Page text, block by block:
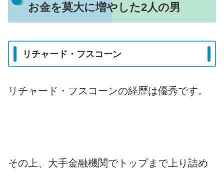
お金を莫大に増やした2人の男
リチャード・フスコーン
リチャード・フスコーンの経歴は優秀です。
その上、大手金融機関でトップまで上り詰め